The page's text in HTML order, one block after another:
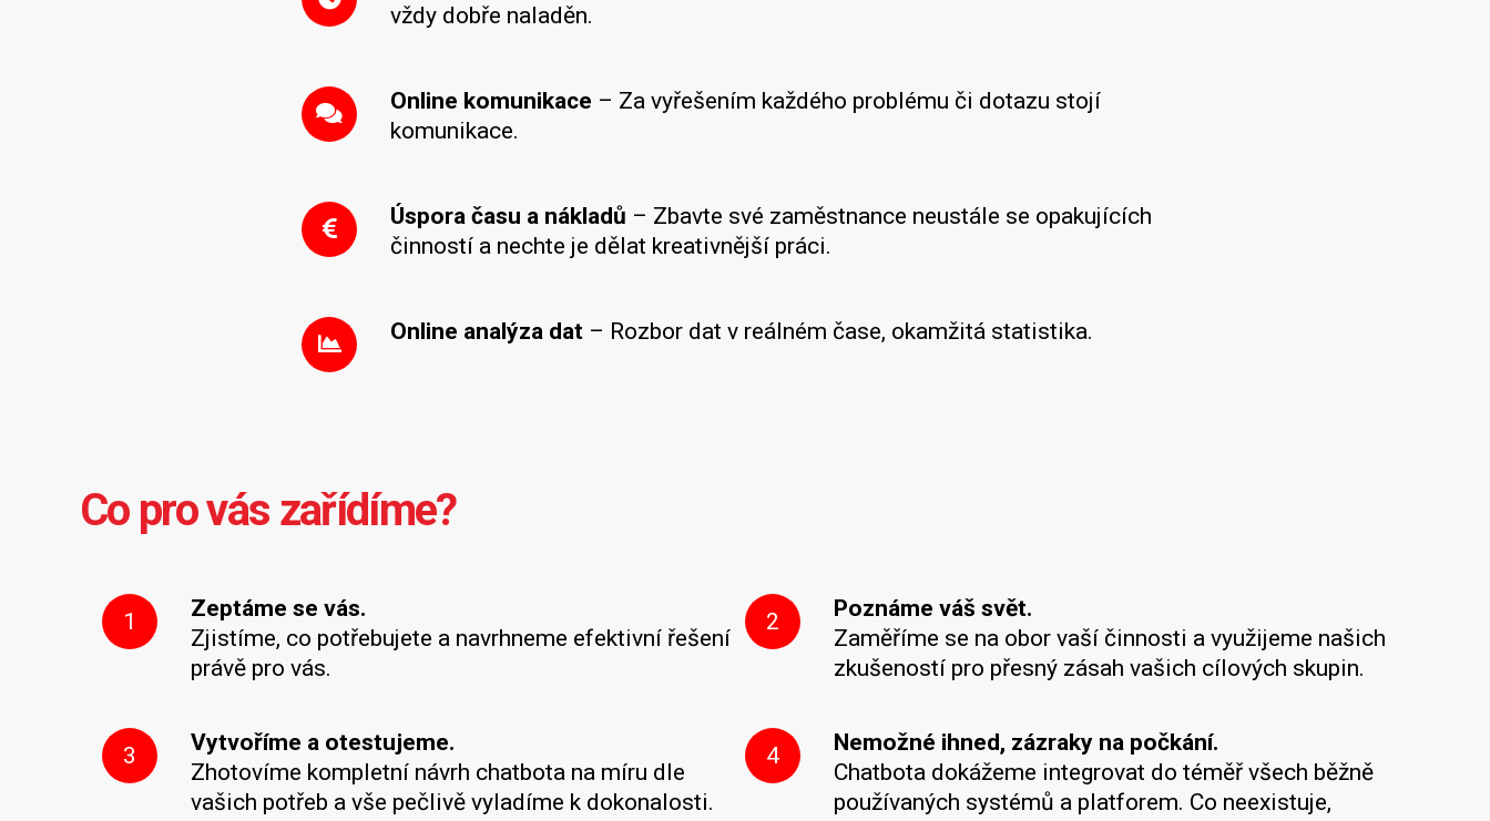
vždy dobře naladěn.
Online komunikace – Za vyřešením každého problému či dotazu stojí
komunikace.
Úspora času a nákladů – Zbavte své zaměstnance neustále se opakujících
činností a nechte je dělat kreativnější práci.
Online analýza dat – Rozbor dat v reálném čase, okamžitá statistika.
Co pro vás zařídíme?
1
Zeptáme se vás.
Zjistíme, co potřebujete a navrhneme efektivní řešení
právě pro vás.
2
Poznáme váš svět.
Zaměříme se na obor vaší činnosti a využijeme našich
zkušeností pro přesný zásah vašich cílových skupin.
3
Vytvoříme a otestujeme.
Zhotovíme kompletní návrh chatbota na míru dle
vašich potřeb a vše pečlivě vyladíme k dokonalosti.
4
Nemožné ihned, zázraky na počkání.
Chatbota dokážeme integrovat do téměř všech běžně
používaných systémů a platforem. Co neexistuje,